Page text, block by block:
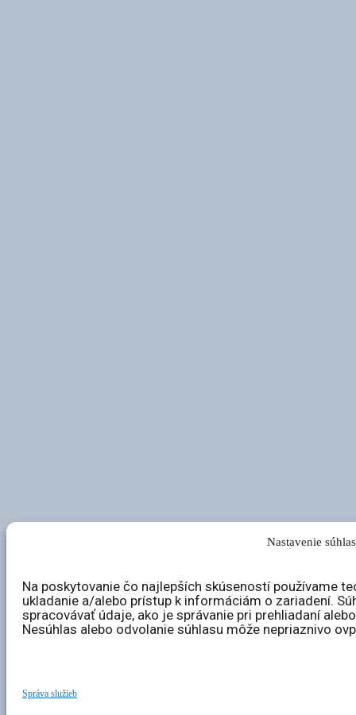
Nastavenie
Na poskytovanie čo najlepších skúseností používame
ukladanie a/alebo prístup k informáciám o zariadení.
spracovávať údaje, ako je správanie pri prehliadaní
Nesúhlas alebo odvolanie súhlasu môže nepriaznivo
Správa služieb